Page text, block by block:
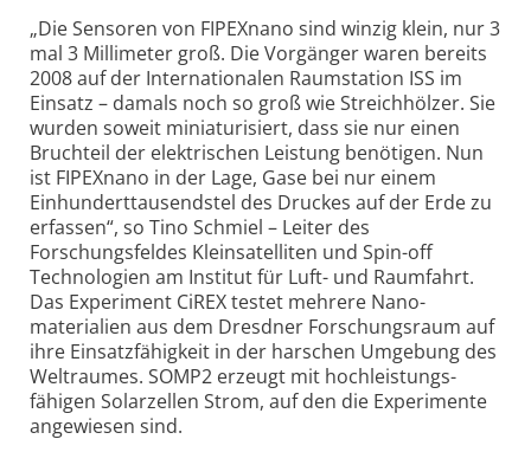
„Die Sensoren von FIPEXnano sind winzig klein, nur 3
mal 3 Millimeter groß. Die Vorgänger waren bereits
2008 auf der Internationalen Raumstation ISS im
Einsatz – damals noch so groß wie Streichhölzer. Sie
wurden soweit miniaturisiert, dass sie nur einen
Bruchteil der elektrischen Leistung benötigen. Nun
ist FIPEXnano in der Lage, Gase bei nur einem
Einhundert­tausendstel des Druckes auf der Erde zu
erfassen“, so Tino Schmiel – Leiter des
Forschungsfeldes Klein­satelliten und Spin-off
Technologien am Institut für Luft- und Raumfahrt.
Das Experiment CiREX testet mehrere Nano­
materialien aus dem Dresdner Forschungs­raum auf
ihre Einsatzfähigkeit in der harschen Umgebung des
Weltraumes. SOMP2 erzeugt mit hochleistungs­
fähigen Solarzellen Strom, auf den die Experimente
angewiesen sind.